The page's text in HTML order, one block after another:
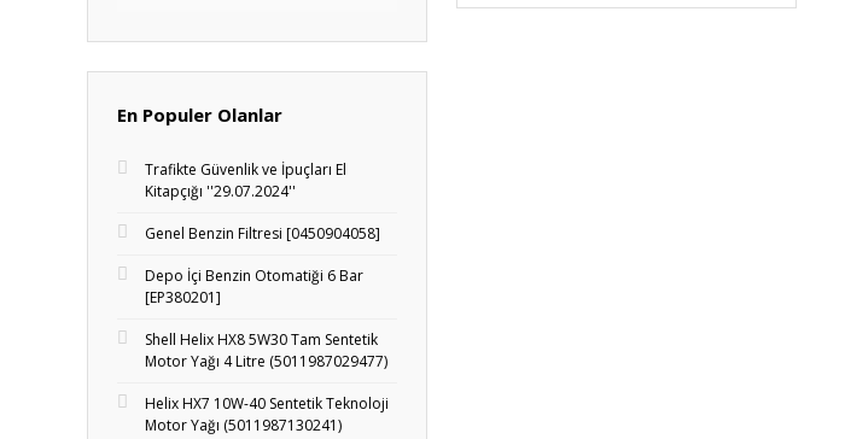
En Populer Olanlar
Trafikte Güvenlik ve İpuçları El
Kitapçığı ''29.07.2024''
Genel Benzin Filtresi [0450904058]
Depo İçi Benzin Otomatiği 6 Bar
[EP380201]
Shell Helix HX8 5W30 Tam Sentetik
Motor Yağı 4 Litre (5011987029477)
Helix HX7 10W-40 Sentetik Teknoloji
Motor Yağı (5011987130241)